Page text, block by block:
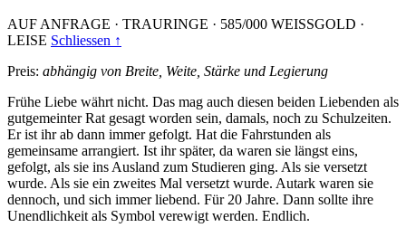
AUF ANFRAGE · TRAURINGE · 585/000 WEISSGOLD ·
LEISE Schliessen ↑
Preis: abhängig von Breite, Weite, Stärke und Legierung
Frühe Liebe währt nicht. Das mag auch diesen beiden Liebenden als
gutgemeinter Rat gesagt worden sein, damals, noch zu Schulzeiten.
Er ist ihr ab dann immer gefolgt. Hat die Fahrstunden als
gemeinsame arrangiert. Ist ihr später, da waren sie längst eins,
gefolgt, als sie ins Ausland zum Studieren ging. Als sie versetzt
wurde. Als sie ein zweites Mal versetzt wurde. Autark waren sie
dennoch, und sich immer liebend. Für 20 Jahre. Dann sollte ihre
Unendlichkeit als Symbol verewigt werden. Endlich.